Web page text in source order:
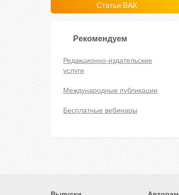
Статьи ВАК
Рекомендуем
Редакционно-издательские
услуги
Международные публикации
Бесплатные вебинары